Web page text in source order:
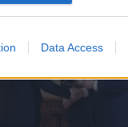
Data Access